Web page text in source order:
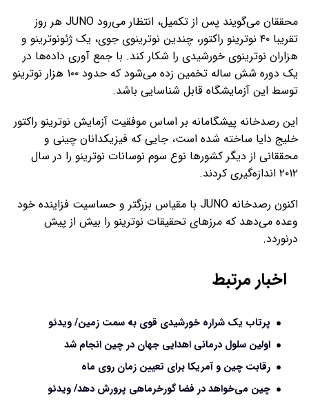
محققان می‌گویند پس از تکمیل، انتظار می‌رود JUNO هر روز
تقریبا ۴۰ نوترینو راکتور، چندین نوترینوی جوی، یک ژئونوترینو و
هزاران نوترینوی خورشیدی را شکار کند. با جمع آوری داده‌ها در
یک دوره شش ساله تخمین زده می‌شود که حدود ۱۰۰ هزار نوترینو
توسط این آزمایشگاه قابل شناسایی باشد.
این رصدخانه پیشگامانه بر اساس موفقیت آزمایش نوترینو راکتور
خلیج دایا ساخته شده است، جایی که فیزیکدانان چینی و
محققانی از دیگر کشورها نوع سوم نوسانات نوترینو را در سال
۲۰۱۲ اندازه‌گیری کردند.
اکنون رصدخانه JUNO با مقیاس بزرگتر و حساسیت فزاینده خود
وعده می‌دهد که مرزهای تحقیقات نوترینو را بیش از پیش
درنوردد.
اخبار مرتبط
پرتاب یک شراره خورشیدی قوی به سمت زمین/ ویدئو
اولین سلول درمانی اهدایی جهان در چین انجام شد
رقابت چین و آمریکا برای تعیین زمان روی ماه
چین می‌خواهد در فضا گورخرماهی پرورش دهد/ ویدئو